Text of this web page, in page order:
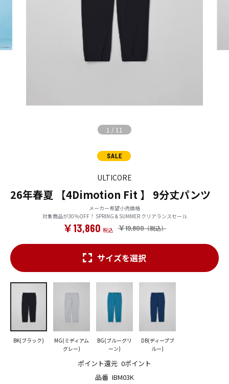
1 / 11
ULTICORE
26年春夏 【4Dimotion Fit 】 9分丈パンツ
メーカー希望小売価格
対象商品が30％OFF！ SPRING & SUMMER クリアランスセール
￥19,800
￥13,860
品番 IBM03K
ポイント還元 0ポイント
サイズを選択
BK(ブラック)
MG(ミディアム
グレー)
BG(ブルーグリ
ーン)
DB(ディープブ
ルー)